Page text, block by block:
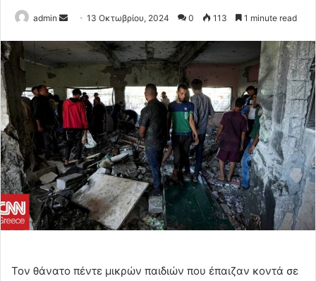
admin
Send
email
13 Οκτωβρίου, 2024 0 113 1 minute read
Τον θάνατο πέντε μικρών παιδιών που έπαιζαν κοντά σε